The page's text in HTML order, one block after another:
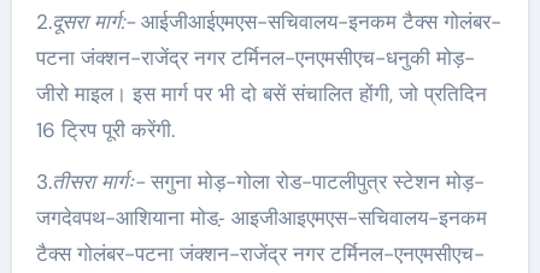
2.दूसरा मार्ग:-आईजीआईएमएस-सचिवालय-इनकम टैक्स गोलंबर-
पटना जंक्शन-राजेंद्र नगर टर्मिनल-एनएमसीएच-धनुकी मोड़-
जीरो माइल। इस मार्ग पर भी दो बसें संचालित होंगी, जो प्रतिदिन
16 ट्रिप पूरी करेंगी.
3.तीसरा मार्गः-सगुना मोड़-गोला रोड-पाटलीपुत्र स्टेशन मोड़-
जगदेवपथ-आशियाना मोड-़ आइजीआइएमएस-सचिवालय-इनकम
टैक्स गोलंबर-पटना जंक्शन-राजेंद्र नगर टर्मिनल-एनएमसीएच-